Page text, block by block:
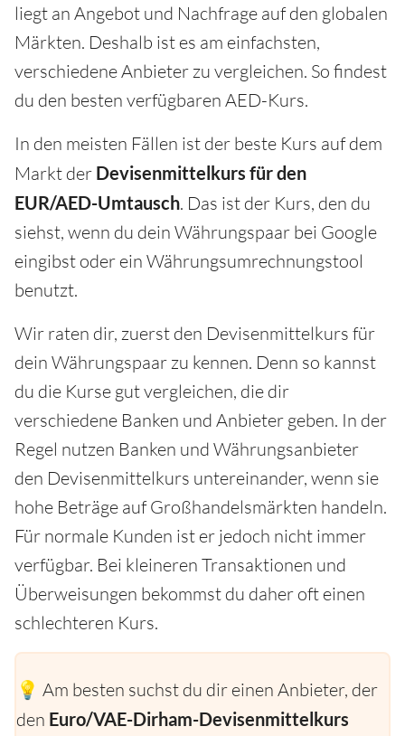
liegt an Angebot und Nachfrage auf den globalen
Märkten. Deshalb ist es am einfachsten,
verschiedene Anbieter zu vergleichen. So findest
du den besten verfügbaren AED-Kurs.
In den meisten Fällen ist der beste Kurs auf dem
Markt der Devisenmittelkurs für den
EUR/AED-Umtausch. Das ist der Kurs, den du
siehst, wenn du dein Währungspaar bei Google
eingibst oder ein Währungsumrechnungstool
benutzt.
Wir raten dir, zuerst den Devisenmittelkurs für
dein Währungspaar zu kennen. Denn so kannst
du die Kurse gut vergleichen, die dir
verschiedene Banken und Anbieter geben. In der
Regel nutzen Banken und Währungsanbieter
den Devisenmittelkurs untereinander, wenn sie
hohe Beträge auf Großhandelsmärkten handeln.
Für normale Kunden ist er jedoch nicht immer
verfügbar. Bei kleineren Transaktionen und
Überweisungen bekommst du daher oft einen
schlechteren Kurs.
💡 Am besten suchst du dir einen Anbieter, der
den Euro/VAE-Dirham-Devisenmittelkurs